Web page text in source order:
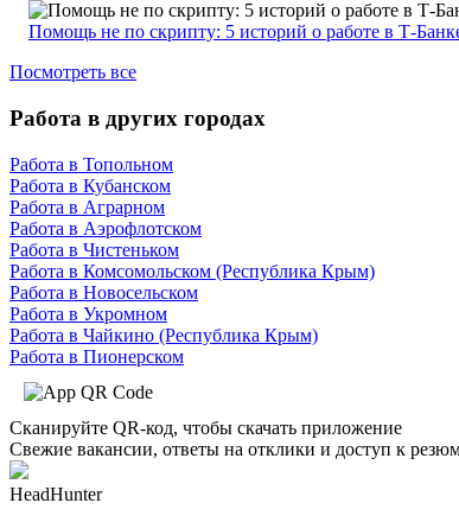
Помощь не по скрипту: 5 историй о работе в Т-
Посмотреть все
Работа в других городах
Работа в Топольном
Работа в Кубанском
Работа в Аграрном
Работа в Аэрофлотском
Работа в Чистеньком
Работа в Комсомольском (Республика Крым)
Работа в Новосельском
Работа в Укромном
Работа в Чайкино (Республика Крым)
Работа в Пионерском
Сканируйте QR-код, чтобы скачать приложение
Свежие вакансии, ответы на отклики и доступ к
HeadHunter